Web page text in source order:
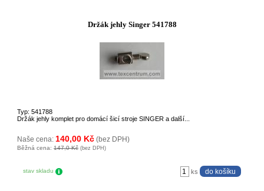
Držák jehly Singer 541788
Typ: 541788
Držák jehly komplet pro domácí šicí stroje SINGER a další...
Naše cena: 140,00 Kč (bez DPH)
Běžná cena: 147,0 Kč (bez DPH)
stav skladu ks